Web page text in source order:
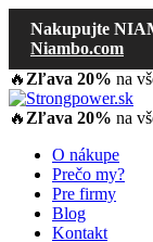
Nakupujte
Niambo.com
🔥 Zľava 20% na
🔥 Zľava 20% na
O nákupe
Prečo my?
Pre firmy
Blog
Kontakt